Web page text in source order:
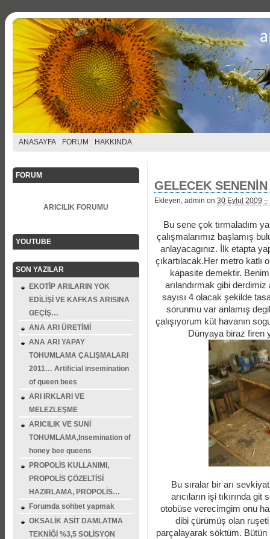
ANASAYFA FORUM HAKKINDA
FORUM
ARICILIK FORUMU
YOUTUBE
SON YAZILAR
EKOTİP ARILARIN YOK
EDİLİŞİ VE KAFKAS ARISINA
GEÇİŞ…
ANA ARI ÜRETİMİ
ANA ARI YAPAY
TOHUMLAMA ÇALIŞMALARI
2011… Artificial insemination
of queen bees
ARI IRKLARI VE
MELEZLEŞME
ARICILIK VE SUNİ
TOHUMLAMA,Insemination of
honey bee queens
PROPOLİS KULLANIMI,
PROPOLİS ÇÖZELTİSİ
HAZIRLAMA, PROPOLİS…
Forumda sohbet yapmak
OKSALİK ASİT DAMLATMA
TEKNİĞİ %3,5 SOLİSYON
GELECEK
Ekleyen, admin on 30 Eylül 2009 –
Bu sene çok tırmaladım
çalışmalarımız başlamış
anlayacagınız. İlk etapta
çıkartılacak.Her metro katlı
kapasite demektir.
arılandırmak gibi derdimiz
sayısı 4 olacak şekilde
sorunmu var anlamış
çalışıyorum küt havanın
Dünyaya biraz firen
Bu sıralar bir arı
arıcıların işi tıkırında
otobüse verecimgim onu
dibi çürümüş olan ruşeti
parçalayarak söktüm. Bütün